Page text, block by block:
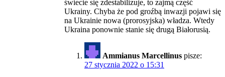
świecie się zdestabilizuje, to zajmą część
Ukrainy. Chyba że pod groźbą inwazji pojawi się
na Ukrainie nowa (prorosyjska) władza. Wtedy
Ukraina ponownie stanie się drugą Białorusią.
Ammianus Marcellinus pisze:
27 stycznia 2022 o 15:31